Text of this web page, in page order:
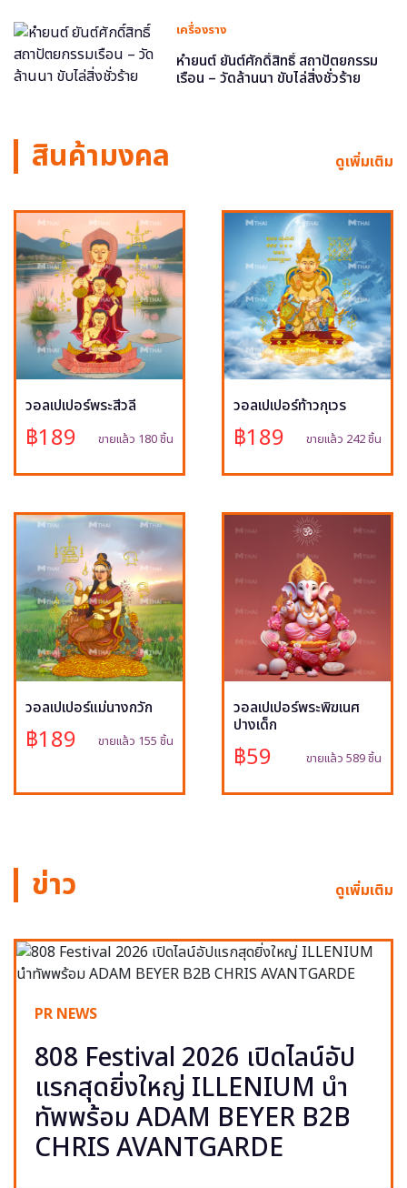
เครื่องราง
หำยนต์ ยันต์ศักดิ์สิทธิ์ สถาปัตยกรรม
เรือน – วัดล้านนา ขับไล่สิ่งชั่วร้าย
สินค้ามงคล ดูเพิ่มเติม
วอลเปเปอร์พระสีวลี
฿189 ขายแล้ว 180 ชิ้น
วอลเปเปอร์ท้าวกุเวร
฿189 ขายแล้ว 242 ชิ้น
วอลเปเปอร์แม่นางกวัก
฿189 ขายแล้ว 155 ชิ้น
วอลเปเปอร์พระพิฆเนศ
ปางเด็ก
฿59 ขายแล้ว 589 ชิ้น
ข่าว ดูเพิ่มเติม
PR NEWS
808 Festival 2026 เปิดไลน์อัป
แรกสุดยิ่งใหญ่ ILLENIUM นำ
ทัพพร้อม ADAM BEYER B2B
CHRIS AVANTGARDE